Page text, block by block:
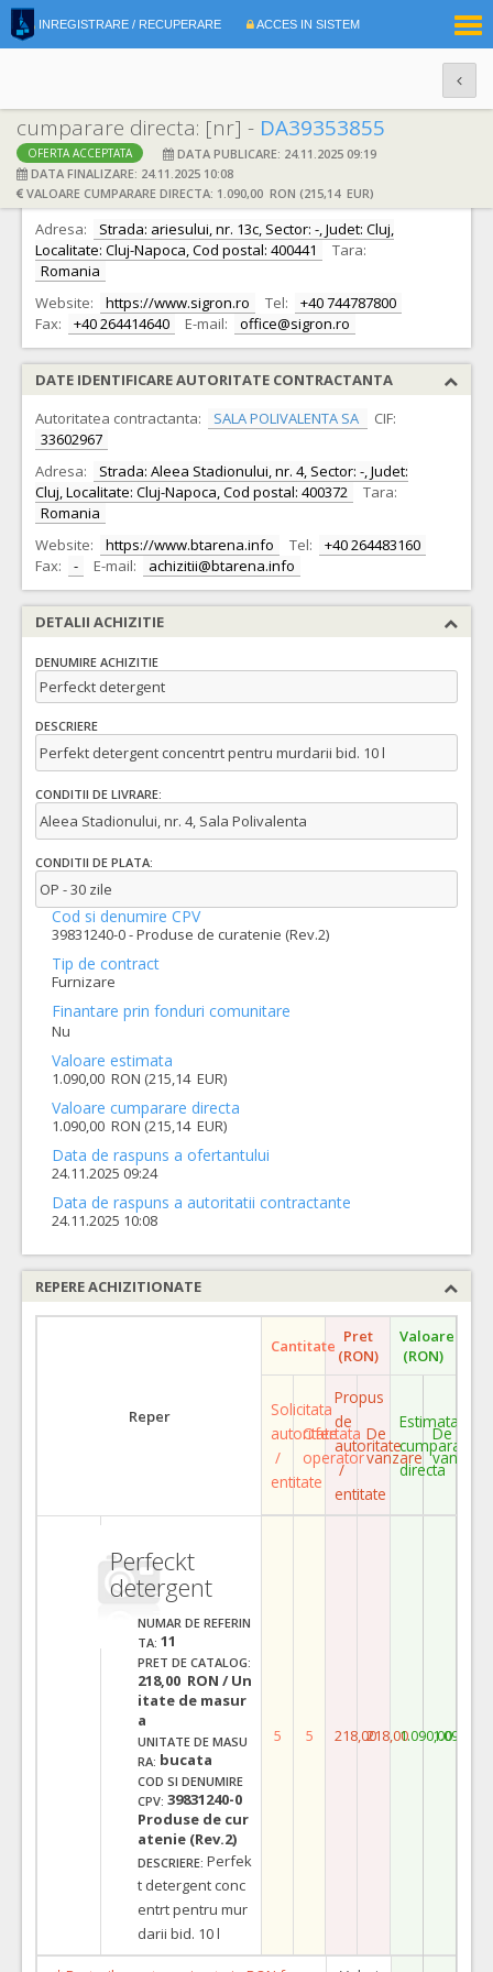
INREGISTRARE / RECUPERARE ACCES IN SISTEM
cumparare directa: [nr] - DA39353855
OFERTA ACCEPTATA
DATA PUBLICARE: 24.11.2025 09:19
DATA FINALIZARE: 24.11.2025 10:08
VALOARE CUMPARARE DIRECTA: 1.090,00 RON (215,14 EUR)
DATE IDENTIFICARE OFERTANT
Ofertant: S.C. SIGRON COM SRL S.R.L. CIF: 9937897
Adresa:
Strada: ariesului, nr. 13c, Sector: -, Judet: Cluj,
Localitate: Cluj-Napoca, Cod postal: 400441
Tara:
Romania
Website:
https://www.sigron.ro Tel:
+40 744787800
Fax:
+40 264414640 E-mail: office@sigron.ro
DATE IDENTIFICARE AUTORITATE CONTRACTANTA
Autoritatea contractanta:
SALA POLIVALENTA SA
CIF:
33602967
Adresa:
Strada: Aleea Stadionului, nr. 4, Sector: -, Judet:
Cluj, Localitate: Cluj-Napoca, Cod postal: 400372
Tara:
Romania
Website:
https://www.btarena.info Tel:
+40 264483160
Fax:
- E-mail: achizitii@btarena.info
DETALII ACHIZITIE
DENUMIRE ACHIZITIE
Perfeckt detergent
DESCRIERE
Perfekt detergent concentrt pentru murdarii bid. 10 l
CONDITII DE LIVRARE:
Aleea Stadionului, nr. 4, Sala Polivalenta
CONDITII DE PLATA:
OP - 30 zile
Cod si denumire CPV
39831240-0 - Produse de curatenie (Rev.2)
Tip de contract
Furnizare
Finantare prin fonduri comunitare
Nu
Valoare estimata
1.090,00 RON (215,14 EUR)
Valoare cumparare directa
1.090,00 RON (215,14 EUR)
Data de raspuns a ofertantului
24.11.2025 09:24
Data de raspuns a autoritatii contractante
24.11.2025 10:08
REPERE ACHIZITIONATE
Reper
Cantitate Pret
(RON)
Valoare
(RON)
Solicitata
autoritate
/
entitate
Ofertata
operator
Propus
de
autoritate
/
entitate
De
vanzare
Estimata
cumparare
directa
De
vanzare
Perfeckt
detergent
NUMAR DE REFERIN
TA: 11
PRET DE CATALOG:
218,00 RON / Un
itate de masur
a
UNITATE DE MASU
RA: bucata
COD SI DENUMIRE
CPV: 39831240-0
Produse de cur
atenie (Rev.2)
DESCRIERE: Perfek
t detergent conc
entrt pentru mur
darii bid. 10 l
5 5 218,00218,001.090,001.090,00